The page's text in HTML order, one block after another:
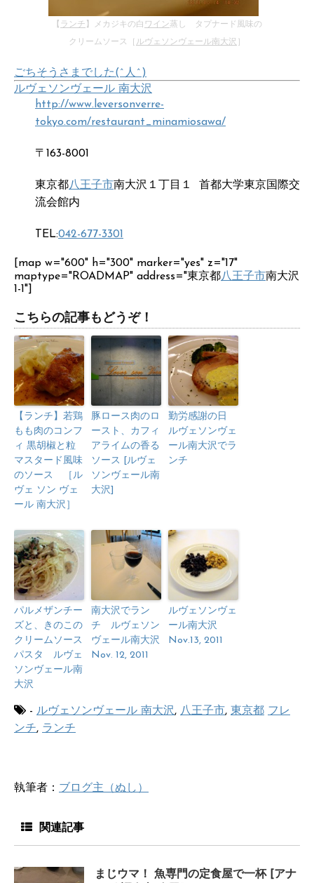
【 ランチ 】メカジキの白 ワイン蒸し タプナード風味の
クリームソース［ ルヴェソンヴェール南大沢
ごちそうさまでした(^人^)
ルヴェソンヴェール 南大沢
http://www.leversonverre-
tokyo.com/restaurant_minamiosawa/
〒163-8001
東京都八王子市南大沢１丁目１ 首都大学東京国際交
流会館内
TEL:042-677-3301
[map w="600" h="300" marker="yes" z="17"
maptype="ROADMAP" address="東京都八王子市南大沢
1-1"]
こちらの記事もどうぞ！
【ランチ】若鶏
もも肉のコンフ
ィ 黒胡椒と粒
マスタード風味
のソース ［ル
ヴェ ソン ヴェ
ール 南大沢］
豚ロース肉のロ
ースト、カフィ
アライムの香る
ソース [ルヴェ
ソンヴェール南
大沢]
勤労感謝の日
ルヴェソンヴェ
ール南大沢でラ
ンチ
パルメザンチー
ズと、きのこの
クリームソース
パスタ ルヴェ
ソンヴェール南
大沢
南大沢でラン
チ ルヴェソン
ヴェール南大沢
Nov. 12, 2011
ルヴェソンヴェ
ール南大沢
Nov.13, 2011
- ルヴェソンヴェール 南大沢, 八王子市, 東京都 フレ
ンチ, ランチ
執筆者： ブログ主（ぬし）
関連記事
まじウマ！ 魚専門の定食屋で一杯 [アナ